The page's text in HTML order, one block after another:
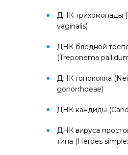
Аллергокомплекс
(Дрожжи пекарские
f245, Триптаза)
Аллергокомплекс
предоперационный
Желатин коровий
k82, Хлоргексидин
Аллергокомплекс
ДНК трихомонады
vaginalis)
ДНК бледной
(Treponema
ДНК гонококка
gonorrhoeae)
ДНК кандиды
ДНК вируса
типа (Herpes